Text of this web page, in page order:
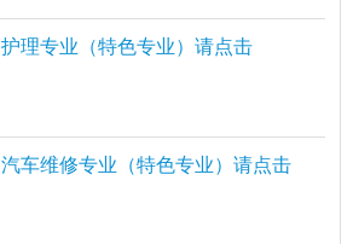
护理专业（特色专业）请点击
汽车维修专业（特色专业）请点击